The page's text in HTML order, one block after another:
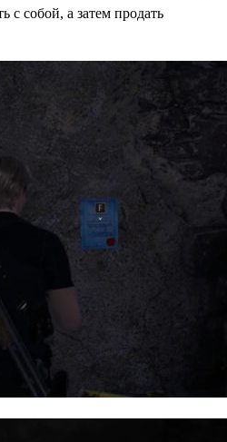
с собой, а затем продать